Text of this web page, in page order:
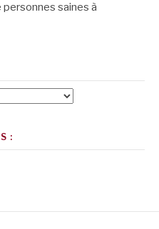
personnes saines à
: